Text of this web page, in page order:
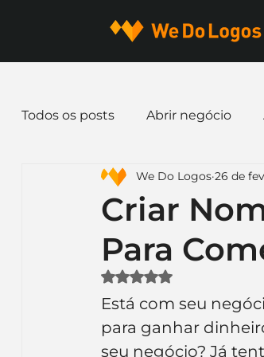
Todos os posts Abrir negócio
Dicas de Marketing Email
Identidade Visual Marca
Ferramentas Mascotes
Criar
Para
We Do Logos 26 de
Avaliado com NaN de 5
Está com seu
para ganhar
seu negócio? Já